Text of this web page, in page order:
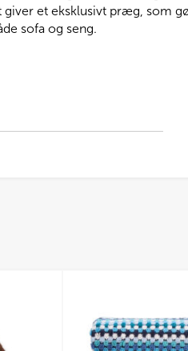
et eksklusivt præg, som
sofa og seng.